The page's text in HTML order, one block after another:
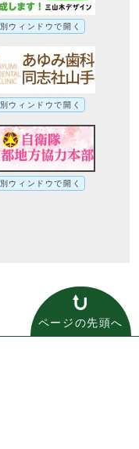
別ウィンドウで開く
別ウィンドウで開く
別ウィンドウで開く
ページの先頭へ